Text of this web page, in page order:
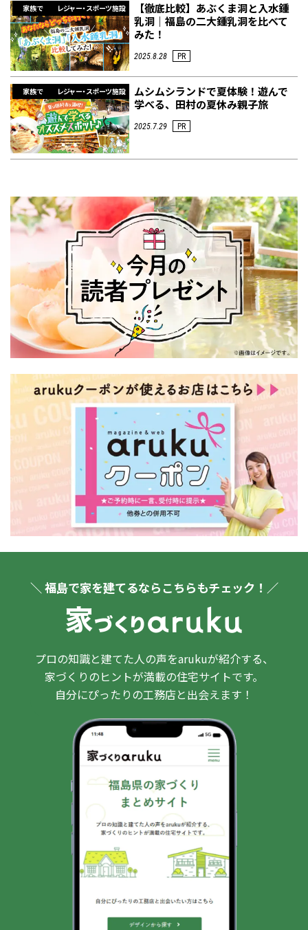
家族で レジャー・スポーツ施設
【徹底比較】あぶくま洞と入水鍾
乳洞｜福島の二大鍾乳洞を比べて
みた！
2025.8.28 PR
家族で レジャー・スポーツ施設
ムシムシランドで夏体験！遊んで
学べる、田村の夏休み親子旅
2025.7.29 PR
＼ 福島で家を建てるならこちらもチェック！／
プロの知識と建てた人の声をarukuが紹介する、
家づくりのヒントが満載の住宅サイトです。
自分にぴったりの工務店と出会えます！